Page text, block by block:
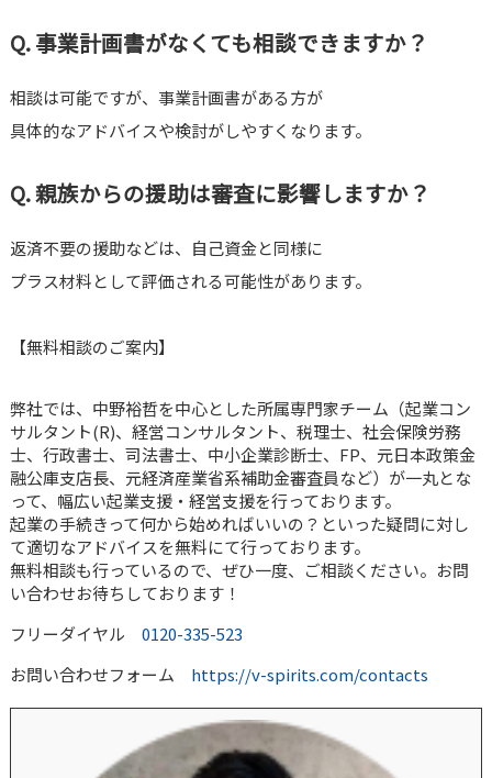
Q. 事業計画書がなくても相談できますか？
相談は可能ですが、事業計画書がある方が
具体的なアドバイスや検討がしやすくなります。
Q. 親族からの援助は審査に影響しますか？
返済不要の援助などは、自己資金と同様に
プラス材料として評価される可能性があります。
【無料相談のご案内】
弊社では、中野裕哲を中心とした所属専門家チーム（起業コン
サルタント(R)、経営コンサルタント、税理士、社会保険労務
士、行政書士、司法書士、中小企業診断士、FP、元日本政策金
融公庫支店長、元経済産業省系補助金審査員など）が一丸とな
って、幅広い起業支援・経営支援を行っております。
起業の手続きって何から始めればいいの？といった疑問に対し
て適切なアドバイスを無料にて行っております。
無料相談も行っているので、ぜひ一度、ご相談ください。お問
い合わせお待ちしております！
フリーダイヤル 0120-335-523
お問い合わせフォーム https://v-spirits.com/contacts